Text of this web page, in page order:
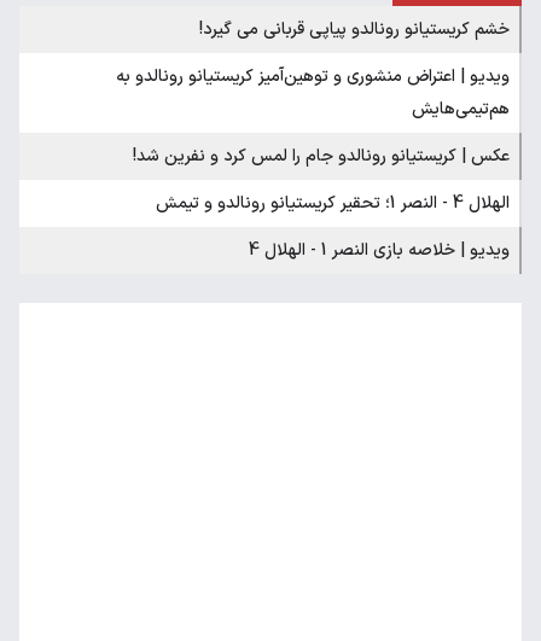
خشم کریستیانو رونالدو پیاپی قربانی می گیرد!
ویدیو | اعتراض منشوری و توهین‌آمیز کریستیانو رونالدو به
هم‌تیمی‌هایش
عکس | کریستیانو رونالدو جام را لمس کرد و نفرین شد!
الهلال 4 - النصر 1؛ تحقیر کریستیانو رونالدو و تیمش
ویدیو | خلاصه بازی النصر 1 - الهلال 4